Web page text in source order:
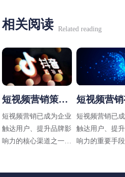
相关阅读 Related reading
短视频营销策略
有哪些
短视频营销已成为企业
触达用户、提升品牌影
响力的核心渠道之一，
短视频营
些方法
短视频营销已
触达用户、提
响力的重要手